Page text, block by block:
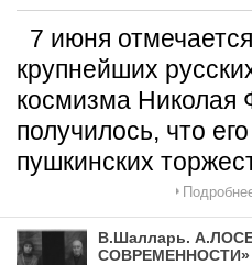
7 июня
крупнейших
космизма Николая
получилось, что
пушкинских
В.Шалларь.
СОВРЕМЕННОСТИ»